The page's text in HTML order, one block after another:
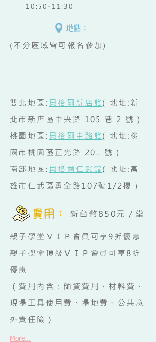
10:50-11:30
(不分區域皆可報名參加)
雙北地區: 貝格爾新店館( 地址:新
北市新店區中央路 105 巷 2 號 )
桃園地區: 貝格爾中路館( 地址:桃
園市桃園區正光路 201 號 )
南部地區: 貝格爾仁武館( 地址:高
雄市仁武區勇全路107號1/2樓 )
新台幣850元／堂
親子學堂ＶＩＰ會員可享9折優惠
親子學堂頂級ＶＩＰ會員可享8折
優惠
（費用內含：師資費用、材料費、
現場工具使用費、場地費、公共意
外責任險）
More...